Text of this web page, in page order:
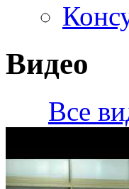
Видео
Все